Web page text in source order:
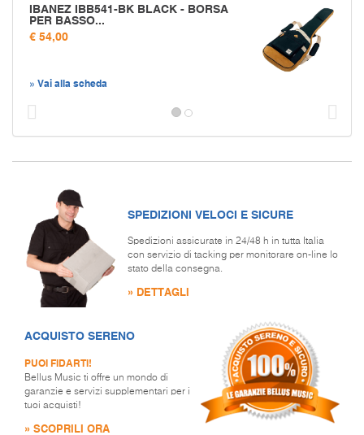
IBANEZ IBB541-BK BLACK - BORSA
PER BASSO...
€ 54,00
» Vai alla scheda
SPEDIZIONI VELOCI E SICURE
Spedizioni assicurate in 24/48 h in tutta Italia
con servizio di tacking per monitorare on-line lo
stato della consegna.
» DETTAGLI
ACQUISTO SERENO
PUOI FIDARTI!
Bellus Music ti offre un mondo di
garanzie e servizi supplementari per i
tuoi acquisti!
» SCOPRILI ORA